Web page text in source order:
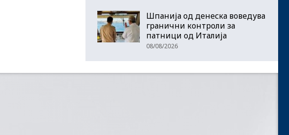
Шпанија од денеска воведува
гранични контроли за
патници од Италија
08/08/2026